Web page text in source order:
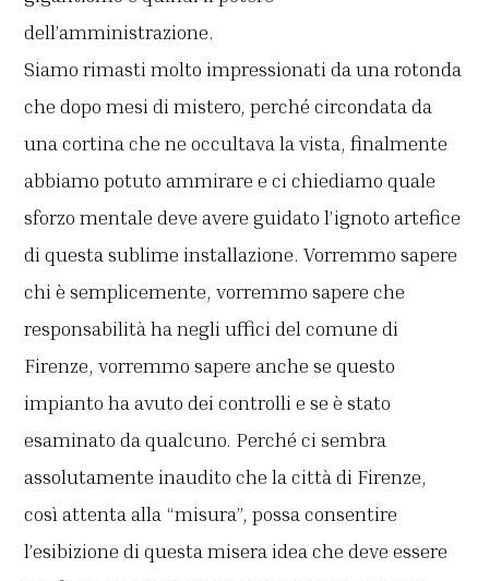
dell’amministrazione.
Siamo rimasti molto impressionati da una rotonda
che dopo mesi di mistero, perché circondata da
una cortina che ne occultava la vista, finalmente
abbiamo potuto ammirare e ci chiediamo quale
sforzo mentale deve avere guidato l’ignoto artefice
di questa sublime installazione. Vorremmo sapere
chi è semplicemente, vorremmo sapere che
responsabilità ha negli uffici del comune di
Firenze, vorremmo sapere anche se questo
impianto ha avuto dei controlli e se è stato
esaminato da qualcuno. Perché ci sembra
assolutamente inaudito che la città di Firenze,
così attenta alla “misura”, possa consentire
l’esibizione di questa misera idea che deve essere